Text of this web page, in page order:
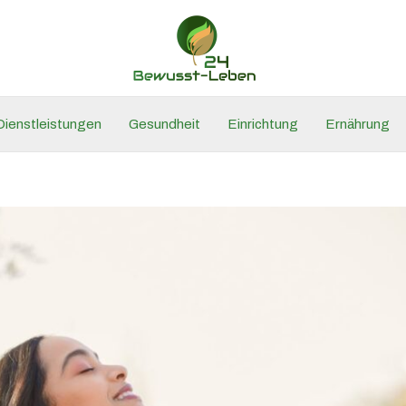
Gesundheit Einrichtung Ernährung